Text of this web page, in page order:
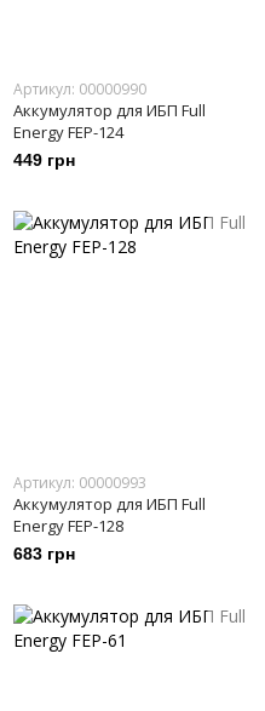
Артикул: 00000990
Аккумулятор для ИБП Full
Energy FEP-124
449 грн
Артикул: 00000993
Аккумулятор для ИБП Full
Energy FEP-128
683 грн